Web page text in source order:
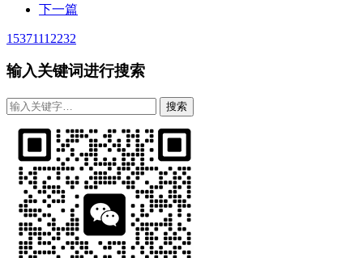
下一篇
15371112232
输入关键词进行搜索